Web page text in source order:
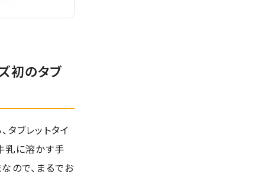
初のタブ
タブレットタイ
乳に溶かす手
ので、まるでお